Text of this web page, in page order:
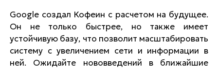
Google создал Кофеин с расчетом на будущее.
Он не только быстрее, но также имеет
устойчивую базу, что позволит масштабировать
систему с увеличением сети и информации в
ней. Ожидайте нововведений в ближайшие